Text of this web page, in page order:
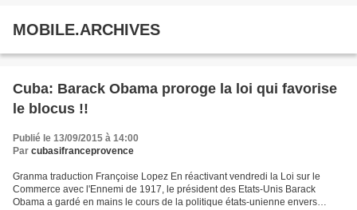
MOBILE.ARCHIVES
Cuba: Barack Obama proroge la loi qui favorise
le blocus !!
Publié le 13/09/2015 à 14:00
Par cubasifranceprovence
Granma traduction Françoise Lopez En réactivant vendredi la Loi sur le
Commerce avec l'Ennemi de 1917, le président des Etats-Unis Barack
Obama a gardé en mains le cours de la politique états-unienne envers